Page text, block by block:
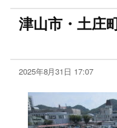
津山市・土庄
2025年8月31日 17:07